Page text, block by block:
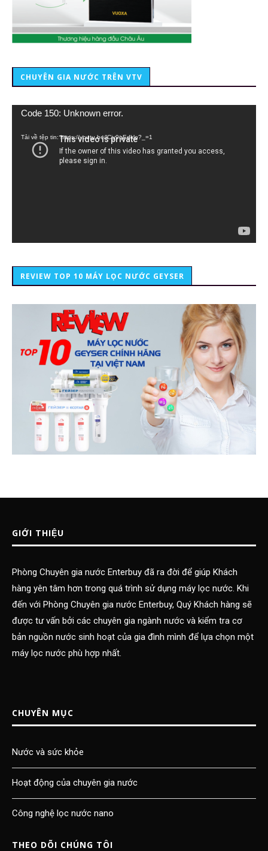
CHUYÊN GIA NƯỚC TRÊN VTV
Trình
Code 150: Unknown error.
Tải về tệp tin: https://youtu.be/lCiy9qEdklo?_=1
REVIEW TOP 10 MÁY LỌC NƯỚC GEYSER
GIỚI THIỆU
Phòng Chuyên gia nước Enterbuy đã ra đời để giúp Khách
hàng yên tâm hơn trong quá trình sử dụng máy lọc nước. Khi
đến với Phòng Chuyên gia nước Enterbuy, Quý Khách hàng sẽ
được tư vấn bởi các chuyên gia ngành nước và kiểm tra cơ
bản nguồn nước sinh hoạt của gia đình mình để lựa chọn một
máy lọc nước phù hợp nhất.
CHUYÊN MỤC
Nước và sức khỏe
Hoạt động của chuyên gia nước
Công nghệ lọc nước nano
THEO DÕI CHÚNG TÔI